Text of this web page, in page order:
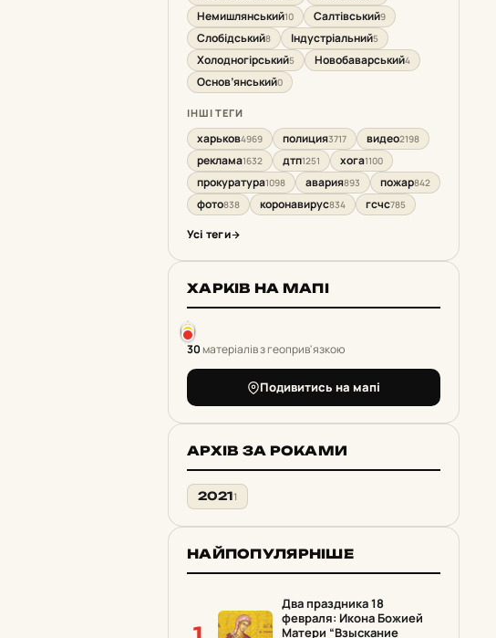
Немишлянський10 Салтівський9
Слобідський8 Індустріальний5
Холодногірський5 Новобаварський4
Основ’янський0
ІНШІ ТЕГИ
харьков4969 полиция3717 видео2198
реклама1632 дтп1251 хога1100
прокуратура1098 авария893 пожар842
фото838 коронавирус834 гсчс785
Усі теги
ХАРКІВ НА МАПІ
30матеріалів з геоприв'язкою
Подивитись на мапі
АРХІВ ЗА РОКАМИ
20211
НАЙПОПУЛЯРНІШЕ
1
Два праздника 18
февраля: Икона Божией
Матери “Взыскание